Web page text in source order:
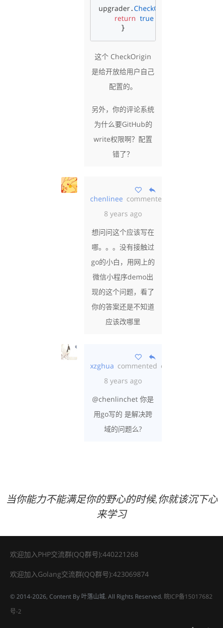
upgrader.CheckOrigin
return true
}
这个 CheckOrigin
是给开放给用户自己
配置的。
另外，你的评论系统
为什么要GitHub的
write权限啊？配置
错了？
chenlinee commented
8 years ago
想问问这个应该写在
哪。。。没有接触过
go的小白，用网上的
微信小程序demo出
现的这个问题，看了
你的答案还是不知道
应该改哪里
xzghua commented over
8 years ago
@chenlinchet 你是
用go写的 是解决跨
域的问题么?
当你能力不能满足你的野心的时候,你就该沉下心
来学习
欢迎加入PHP交流群(QQ群号):440221268
欢迎加入Golang交流群(QQ群号):423069874
© 2014-2026, Content By 叶落山城. All Rights Reserved. 皖ICP备15017682
号-2